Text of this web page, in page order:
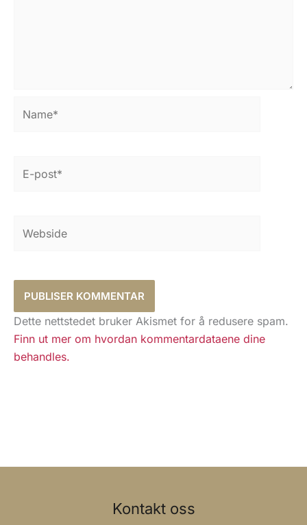
post*
Dette nettstedet bruker Akismet for å redusere spam.
Finn ut mer om hvordan kommentardataene dine
behandles.
Kontakt oss